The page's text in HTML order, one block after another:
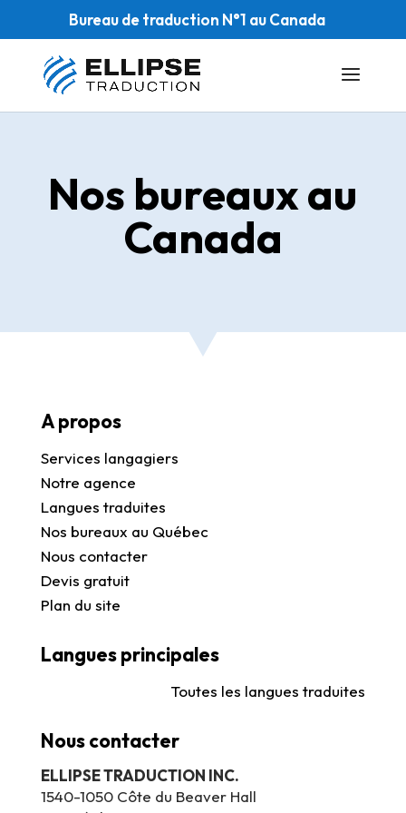
Bureau de traduction N°1 au Canada
Nos bureaux au
Canada
A propos
Services langagiers
Notre agence
Langues traduites
Nos bureaux au Québec
Nous contacter
Devis gratuit
Plan du site
Langues principales
Toutes les langues traduites
Nous contacter
ELLIPSE TRADUCTION INC.
1540-1050 Côte du Beaver Hall